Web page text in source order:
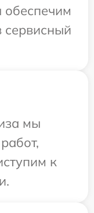
сервисный
мы
к